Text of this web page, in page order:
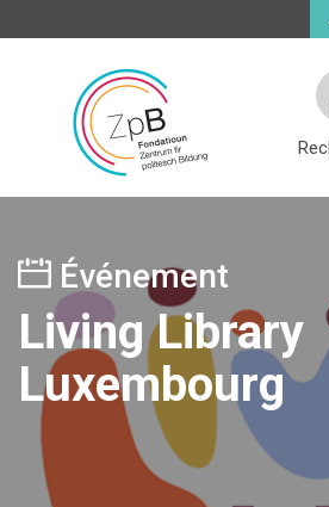
Événement
Living Library
Luxembourg